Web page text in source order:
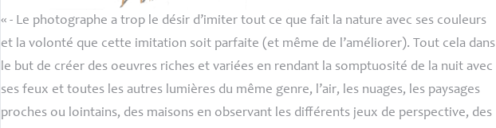
« - Le photographe a trop le désir d’imiter tout ce que fait la nature avec ses couleurs
et la volonté que cette imitation soit parfaite (et même de l’améliorer). Tout cela dans
le but de créer des oeuvres riches et variées en rendant la somptuosité de la nuit avec
ses feux et toutes les autres lumières du même genre, l’air, les nuages, les paysages
proches ou lointains, des maisons en observant les différents jeux de perspective, des